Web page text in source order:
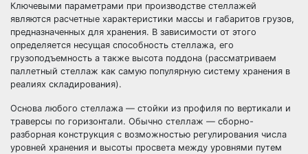
Ключевыми параметрами при производстве стеллажей
являются расчетные характеристики массы и габаритов грузов,
предназначенных для хранения. В зависимости от этого
определяется несущая способность стеллажа, его
грузоподъемность а также высота поддона (рассматриваем
паллетный стеллаж как самую популярную систему хранения в
реалиях складирования).
Основа любого стеллажа — стойки из профиля по вертикали и
траверсы по горизонтали. Обычно стеллаж — сборно-
разборная конструкция с возможностью регулирования числа
уровней хранения и высоты просвета между уровнями путем